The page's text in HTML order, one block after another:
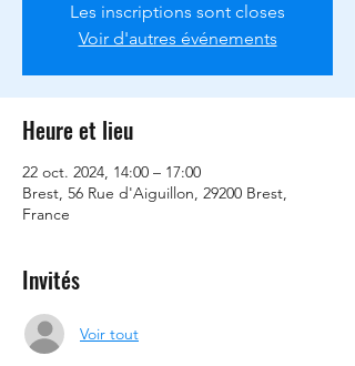
Les inscriptions sont closes
Voir d'autres événements
Heure et lieu
22 oct. 2024, 14:00 – 17:00
Brest, 56 Rue d'Aiguillon, 29200 Brest,
France
Invités
Voir tout